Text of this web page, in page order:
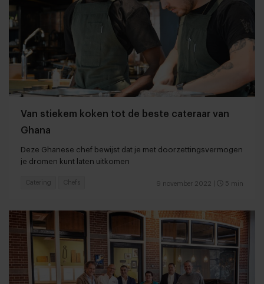
Van stiekem koken tot de beste cateraar van
Ghana
Deze Ghanese chef bewijst dat je met doorzettingsvermogen
je dromen kunt laten uitkomen
9 november 2022 5 min
Catering Chefs